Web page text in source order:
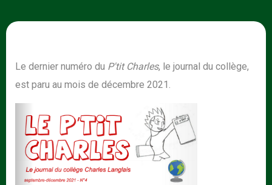
Le dernier numéro du P'tit Charles, le journal du collège,
est paru au mois de décembre 2021.